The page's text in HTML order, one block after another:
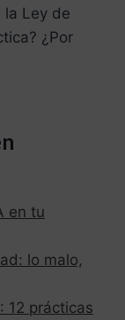
la Ley de
¿Por
en tu
lo malo,
12 prácticas